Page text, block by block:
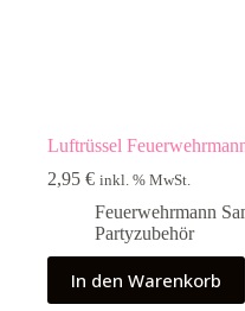
Luftrüssel
2,95 € inkl. % MwSt.
Feuerwehrmann
Partyzubehör
In den Warenkorb